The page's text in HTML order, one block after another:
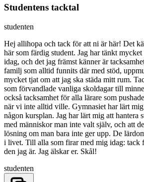
Studentens tacktal
studenten
Hej allihopa och tack för att ni är här! Det
här som färdig student. Jag har tänkt mycket
idag, och det jag främst känner är
familj som alltid funnits där med stöd,
mycket tjat om att jag ska städa mitt rum.
som förvandlade vanliga skoldagar till
också tacksamhet för alla lärare som
när vi inte alltid ville. Gymnasiet har lärt
någon kursplan. Jag har lärt mig att hantera
med människor man inte valt själv, och att
lösning om man bara inte ger upp. De
i livet. Till alla som firar med mig idag: tack
den jag är. Jag älskar er. Skål!
studenten